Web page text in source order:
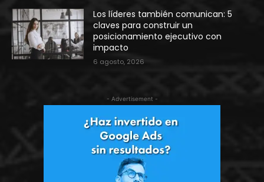
Los líderes también comunican: 5
claves para construir un
posicionamiento ejecutivo con
impacto
6 agosto, 2026
- Advertisement -